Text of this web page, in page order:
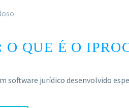
O QUE É O
software jurídico desenvolvido